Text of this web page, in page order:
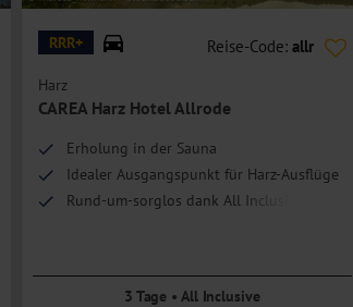
RRR+ Reise-Code: allr
Harz
CAREA Harz Hotel Allrode
Erholung in der Sauna
Idealer Ausgangspunkt für Harz-Ausflüge
Rund-um-sorglos dank All Inclusive
3 Tage • All Inclusive